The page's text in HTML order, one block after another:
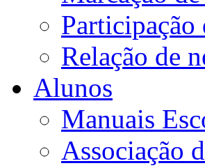
Participação
Relação de
Alunos
Manuais
Associação